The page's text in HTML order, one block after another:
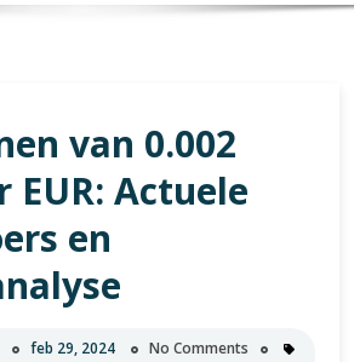
van 0.002
EUR: Actuele
en
feb 29, 2024 No Comments